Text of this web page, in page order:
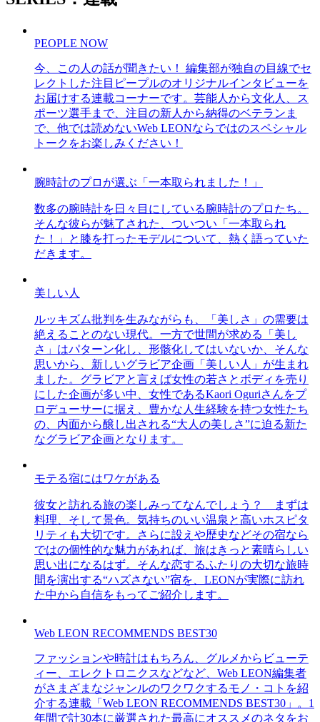
PEOPLE NOW
今、この人の話が聞きたい！ 編集部が独自の目線でセ
レクトした注目ピープルのオリジナルインタビューを
お届けする連載コーナーです。芸能人から文化人、ス
ポーツ選手まで、注目の新人から納得のベテランま
で、他では読めないWeb LEONならではのスペシャル
トークをお楽しみください！
腕時計のプロが選ぶ「一本取られました！」
数多の腕時計を日々目にしている腕時計のプロたち。
そんな彼らが魅了された、ついつい「一本取られ
た！」と膝を打ったモデルについて、熱く語っていた
だきます。
美しい人
ルッキズム批判を生みながらも、「美しさ」の需要は
絶えることのない現代。一方で世間が求める「美し
さ」はパターン化し、形骸化してはいないか、そんな
思いから、新しいグラビア企画「美しい人」が生まれ
ました。グラビアと言えば女性の若さとボディを売り
にした企画が多い中、女性であるKaori Oguriさんをプ
ロデューサーに据え、豊かな人生経験を持つ女性たち
の、内面から醸し出される“大人の美しさ”に迫る新た
なグラビア企画となります。
モテる宿にはワケがある
彼女と訪れる旅の楽しみってなんでしょう？ まずは
料理、そして景色。気持ちのいい温泉と高いホスピタ
リティも大切です。さらに設えや歴史などその宿なら
ではの個性的な魅力があれば、旅はきっと素晴らしい
思い出になるはず。そんな恋するふたりの大切な旅時
間を演出する“ハズさない”宿を、LEONが実際に訪れ
た中から自信をもってご紹介します。
Web LEON RECOMMENDS BEST30
ファッションや時計はもちろん、グルメからビューテ
ィー、エレクトロニクスなどなど、Web LEON編集者
がさまざまなジャンルのワクワクするモノ・コトを紹
介する連載「Web LEON RECOMMENDS BEST30」。1
年間で計30本に厳選された最高にオススメのネタをお